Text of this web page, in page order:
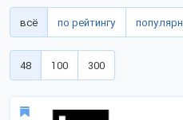
всё по рейтингу
48 100 300